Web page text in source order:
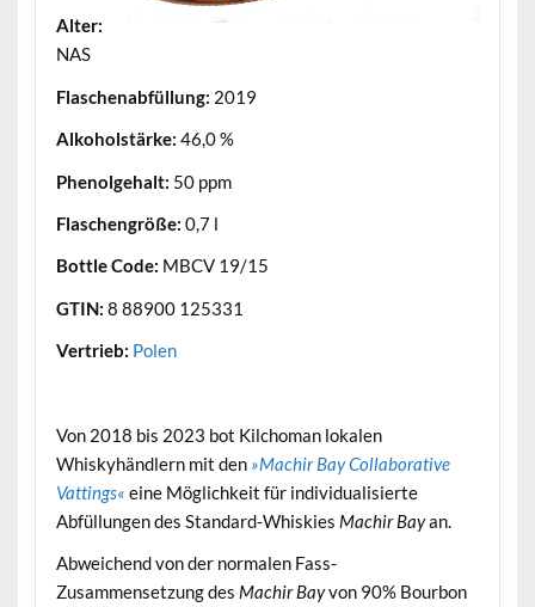
Alter:
NAS
Flaschenabfüllung: 2019
Alkoholstärke: 46,0 %
Phenolgehalt: 50 ppm
Flaschengröße: 0,7 l
Bottle Code: MBCV 19/15
GTIN: 8 88900 125331
Vertrieb: Polen
Von 2018 bis 2023 bot Kilchoman lokalen
Whiskyhändlern mit den »Machir Bay Collaborative
Vattings« eine Möglichkeit für individualisierte
Abfüllungen des Standard-Whiskies Machir Bayan.
Abweichend von der normalen Fass-
Zusammensetzung des Machir Bayvon 90% Bourbon